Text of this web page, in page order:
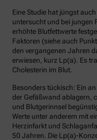
Eine Studie hat jüngst
untersucht und bei jungen
erhöhte Blutfettwerte
Faktoren (siehe auch
den vergangenen Jahren
erwiesen, kurz Lp(a). Es
Cholesterin im Blut.
Besonders tückisch: Ein
der Gefäßwand ablagern,
und Blutgerinnsel
Werte unter anderem mit
Herzinfarkt und
50 Jahren. Die Lp(a)-